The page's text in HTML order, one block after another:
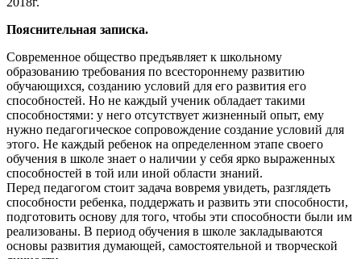
Пояснительная записка.
Современное общество предъявляет к школьному
образованию требования по всестороннему развитию
обучающихся, созданию условий для его развития его
способностей. Но не каждый ученик обладает такими
способностями: у него отсутствует жизненный опыт, ему
нужно педагогическое сопровождение создание условий для
этого. Не каждый ребенок на определенном этапе своего
обучения в школе знает о наличии у себя ярко выраженных
способностей в той или иной области знаний.
Перед педагогом стоит задача вовремя увидеть, разглядеть
способности ребенка, поддержать и развить эти способности,
подготовить основу для того, чтобы эти способности были им
реализованы. В период обучения в школе закладываются
основы развития думающей, самостоятельной и творческой